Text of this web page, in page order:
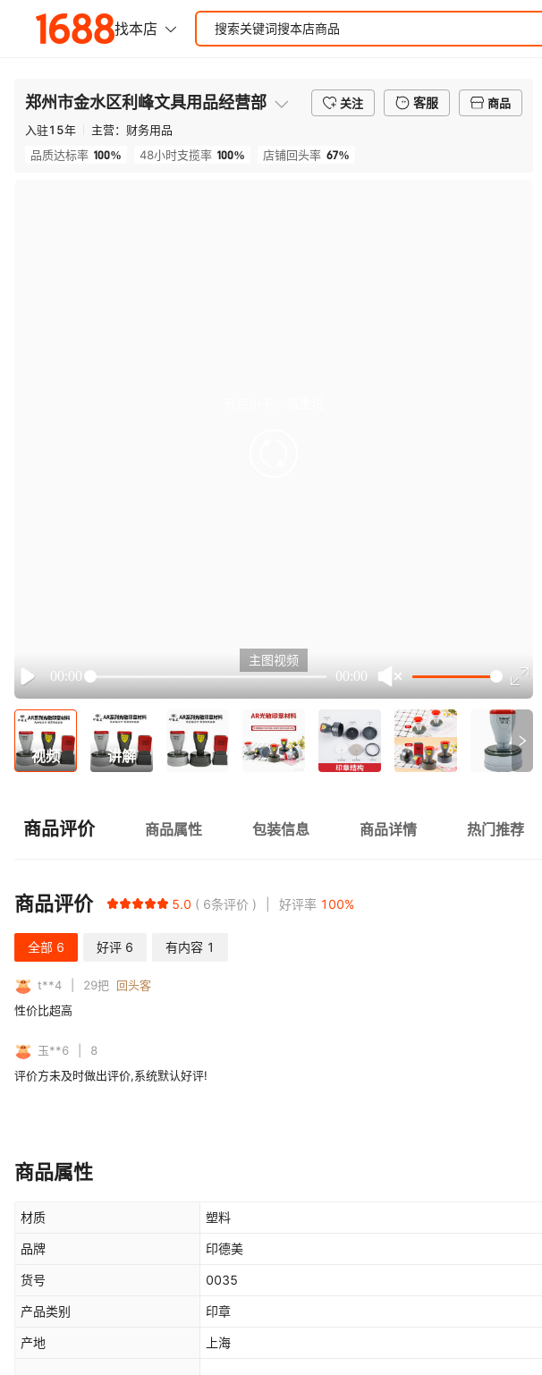
郑州市金水区利峰文具用品经营部 关注 客服
商品
入驻15年 主营： 财务用品
品质达标率 100% 48小时支揽率 100% 店铺回头率 67%
Play
00:00 00:00
主图视频
视频 讲解
商品评价 商品属性 包装信息 商品详情 热门推荐
商品评价 5.0 6条评价 好评率 100%
全部 6 好评 6 有内容 1
t**4 29把
回头客
性价比超高
玉**6
8
评价方未及时做出评价,系统默认好评!
商品属性
材质 塑料
品牌 印德美
货号 0035
产品类别 印章
产地 上海